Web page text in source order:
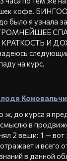
кофе.
было я узнала
КРАТКОСТЬ И
на курс.
ж, до курса я
в
2 вещи: 1 — вот
и всего
в данной